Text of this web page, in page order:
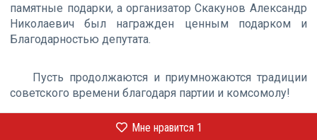
памятные подарки, а организатор Скакунов Александр
Николаевич был награжден ценным подарком и
Благодарностью депутата.
Пусть продолжаются и приумножаются традиции
советского времени благодаря партии и комсомолу!
Мне нравится 1